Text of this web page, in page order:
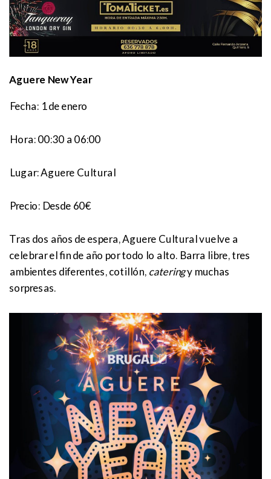
Aguere New Year
Fecha: 1 de enero
Hora:00:30 a 06:00
Lugar:Aguere Cultural
Precio: Desde 60€
Tras dos años de espera, Aguere Cultural vuelve a
celebrar el fin de año por todo lo alto. Barra libre, tres
ambientes diferentes, cotillón, cateringy muchas
sorpresas.